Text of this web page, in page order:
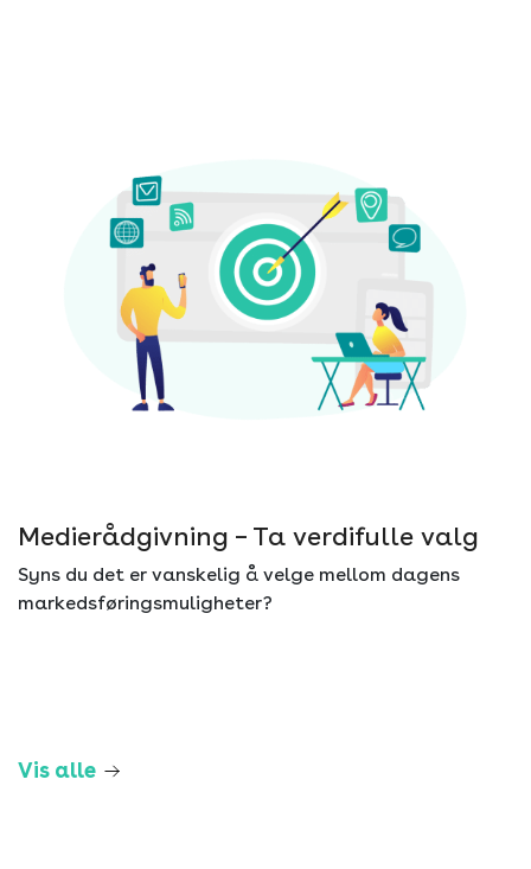
Medierådgivning – Ta verdifulle valg
Syns du det er vanskelig å velge mellom dagens
markedsføringsmuligheter?
Vis alle